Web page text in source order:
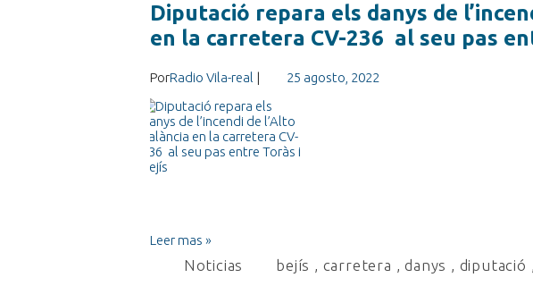
Diputació repara els danys de
en la carretera CV-236 al seu pas
PorRadio Vila-real | 25 agosto, 2022
Leer mas »
Noticias bejís , carretera ,danys , diputació